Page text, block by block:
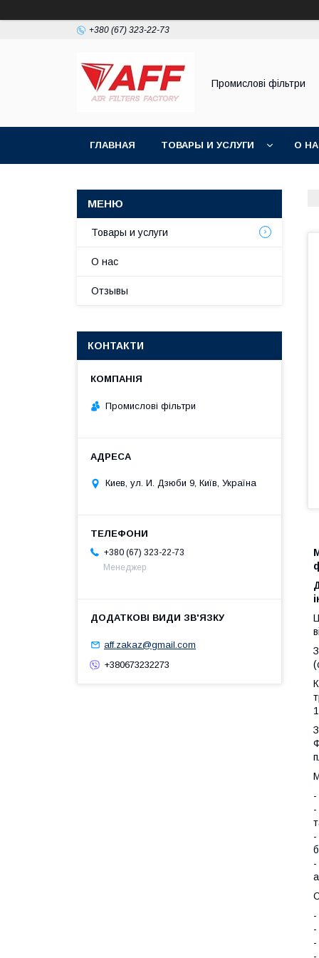
+380 (67) 323-22-73
Промислові фільтри
ГЛАВНАЯ ТОВАРЫ И УСЛУГИ О
-
-
-
-
-
-
-
Товары и услуги
О нас
Отзывы
КОНТАКТИ
Промислові фільтри
Киев, ул. И. Дзюби 9, Київ, Україна
+380 (67) 323-22-73
Менеджер
aff.zakaz@gmail.com
+380673232273